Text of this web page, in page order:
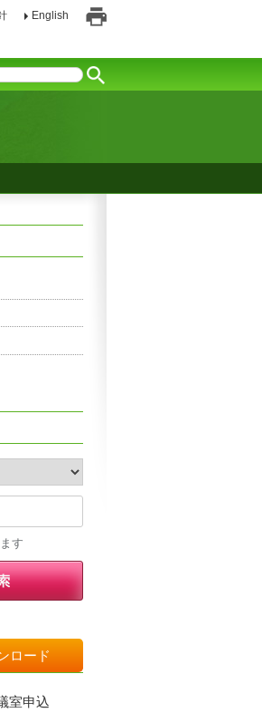
English
刷
す
ロード
室申込